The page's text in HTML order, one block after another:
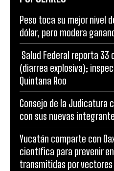
Peso toca su mejor nivel
dólar, pero modera
Salud Federal reporta 33
(diarrea explosiva);
Quintana Roo
Consejo de la Judicatura
con sus nuevas
Yucatán comparte con
científica para prevenir
transmitidas por vectores